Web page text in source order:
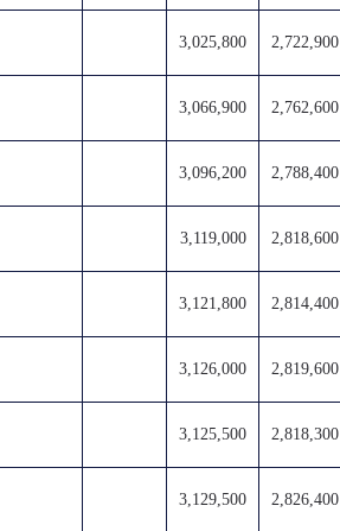
3,025,800 2,722,900
3,066,900 2,762,600
3,096,200 2,788,400
3,119,000 2,818,600
3,121,800 2,814,400
3,126,000 2,819,600
3,125,500 2,818,300
3,129,500 2,826,400